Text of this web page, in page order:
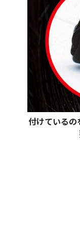
付けているの